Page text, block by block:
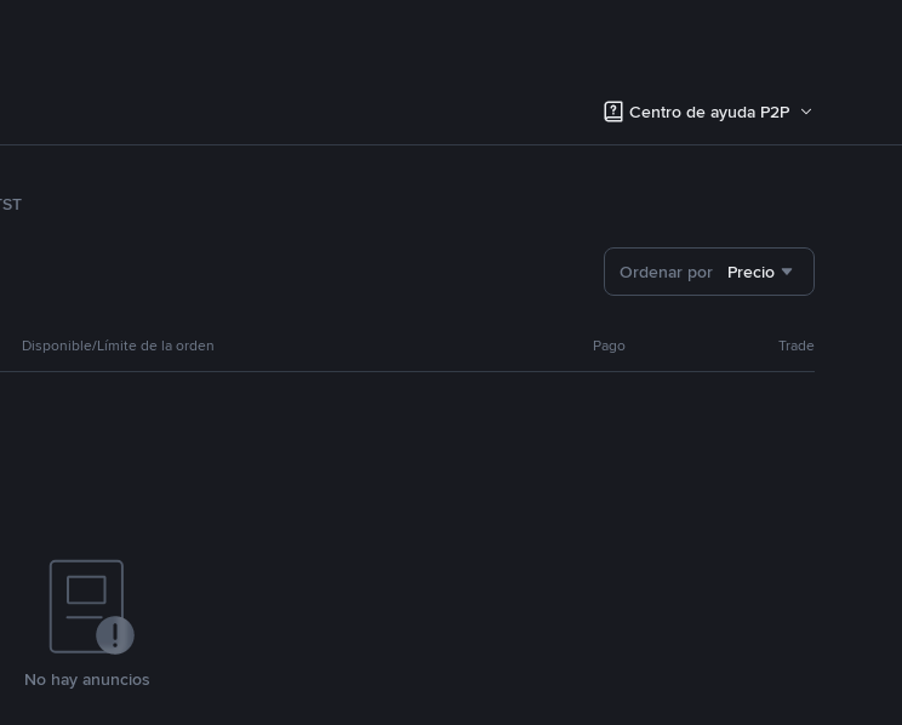
Centro de ayuda P2P
Ordenar por Precio
Disponible/Límite de la orden Pago Trade
No hay anuncios